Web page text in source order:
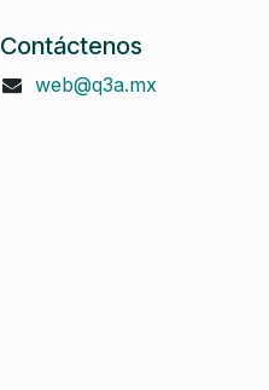
Contáctenos
web@q3a.mx